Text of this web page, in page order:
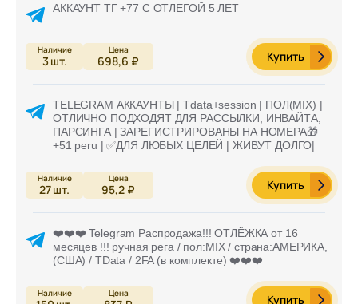
АККАУНТ ТГ +77 С ОТЛЕГОЙ 5 ЛЕТ
3шт. 698,6 ₽ Купить
TELEGRAM АККАУНТЫ | Tdata+session | ПОЛ(MIX) |
ОТЛИЧНО ПОДХОДЯТ ДЛЯ РАССЫЛКИ, ИНВАЙТА,
ПАРСИНГА | ЗАРЕГИСТРИРОВАНЫ НА НОМЕРА🎁
+51 peru | ✅ДЛЯ ЛЮБЫХ ЦЕЛЕЙ | ЖИВУТ ДОЛГО|
27шт. 95,2 ₽ Купить
❤️❤️❤️ Telegram Распродажа!!! ОТЛЁЖКА от 16
месяцев !!! ручная рега / пол:MIX / страна:АМЕРИКА,
(США) / TData / 2FA (в комплекте) ❤️❤️❤️
Купить